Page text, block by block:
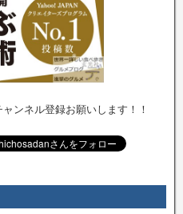
ンネル登録お願いします！！